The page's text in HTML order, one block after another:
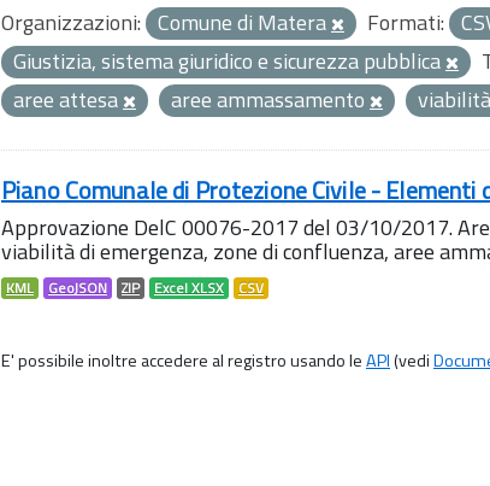
Organizzazioni: Comune di Matera Formati:
Giustizia, sistema giuridico e sicurezza pubblica
aree attesa
aree ammassamento
Piano Comunale di Protezione Civile - Elementi
Approvazione DelC 00076-2017 del 03/10/2017.
viabilità di emergenza, zone di confluenza, aree
KML GeoJSON ZIP Excel XLSX CSV
E' possibile inoltre accedere al registro usando leAPI(vedi